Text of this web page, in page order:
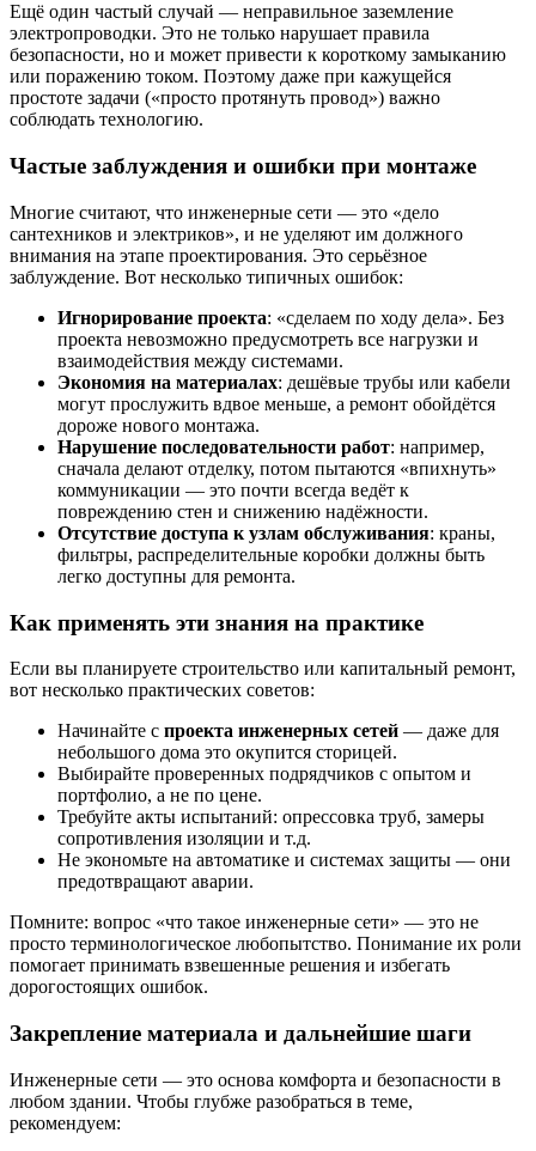
Ещё один частый случай — неправильное заземление
электропроводки. Это не только нарушает правила
безопасности, но и может привести к короткому замыканию
или поражению током. Поэтому даже при кажущейся
простоте задачи («просто протянуть провод») важно
соблюдать технологию.
Частые заблуждения и ошибки при монтаже
Многие считают, что инженерные сети — это «дело
сантехников и электриков», и не уделяют им должного
внимания на этапе проектирования. Это серьёзное
заблуждение. Вот несколько типичных ошибок:
Игнорирование проекта: «сделаем по ходу дела». Без
проекта невозможно предусмотреть все нагрузки и
взаимодействия между системами.
Экономия на материалах: дешёвые трубы или кабели
могут прослужить вдвое меньше, а ремонт обойдётся
дороже нового монтажа.
Нарушение последовательности работ: например,
сначала делают отделку, потом пытаются «впихнуть»
коммуникации — это почти всегда ведёт к
повреждению стен и снижению надёжности.
Отсутствие доступа к узлам обслуживания: краны,
фильтры, распределительные коробки должны быть
легко доступны для ремонта.
Как применять эти знания на практике
Если вы планируете строительство или капитальный ремонт,
вот несколько практических советов:
Начинайте с проекта инженерных сетей — даже для
небольшого дома это окупится сторицей.
Выбирайте проверенных подрядчиков с опытом и
портфолио, а не по цене.
Требуйте акты испытаний: опрессовка труб, замеры
сопротивления изоляции и т.д.
Не экономьте на автоматике и системах защиты — они
предотвращают аварии.
Помните: вопрос «что такое инженерные сети» — это не
просто терминологическое любопытство. Понимание их роли
помогает принимать взвешенные решения и избегать
дорогостоящих ошибок.
Закрепление материала и дальнейшие шаги
Инженерные сети — это основа комфорта и безопасности в
любом здании. Чтобы глубже разобраться в теме,
рекомендуем: